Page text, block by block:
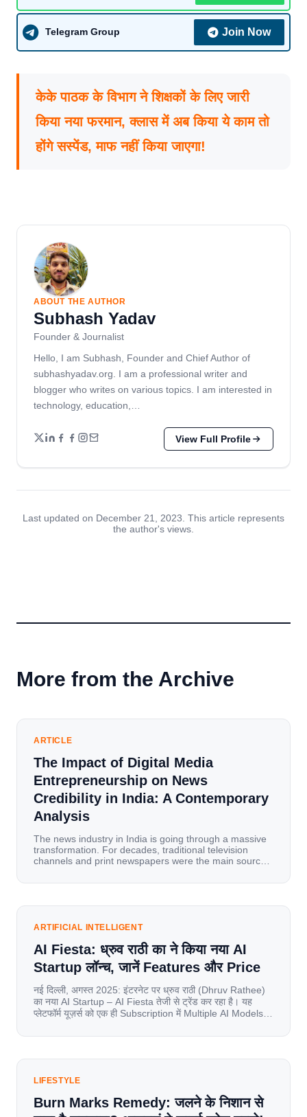
Telegram Group Join Now
केके पाठक के विभाग ने शिक्षकों के लिए जारी
किया नया फरमान, क्लास में अब किया ये काम तो
होंगे सस्पेंड, माफ नहीं किया जाएगा!
ABOUT THE AUTHOR
Subhash Yadav
Founder & Journalist
Hello, I am Subhash, Founder and Chief Author of
subhashyadav.org. I am a professional writer and
blogger who writes on various topics. I am interested in
technology, education,…
View Full Profile
Last updated on December 21, 2023. This article represents
the author's views.
More from the Archive
ARTICLE
The Impact of Digital Media
Entrepreneurship on News
Credibility in India: A Contemporary
Analysis
The news industry in India is going through a massive
transformation. For decades, traditional television
channels and print newspapers were the main sources
mobile data, affordable smartphones, and high-speed
has become a mobile-first market where consumers
ARTIFICIAL INTELLIGENT
AI Fiesta: ध्रुव राठी का ने किया नया AI
Startup लॉन्च, जानें Features और Price
नई दिल्ली, अगस्त 2025: इंटरनेट पर ध्रुव राठी (Dhruv Rathee)
का नया AI Startup – AI Fiesta तेजी से ट्रेंड कर रहा है। यह
प्लेटफॉर्म यूज़र्स को एक ही Subscription में Multiple AI Models
यूज़र्स का जबरदस्त रिस्पॉन्स लॉन्च के तुरंत […]
LIFESTYLE
Burn Marks Remedy: जलने के निशान से